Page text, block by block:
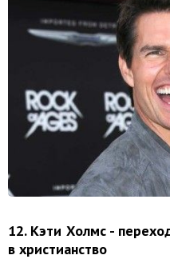
12. Кэти Холмс -
в христианство